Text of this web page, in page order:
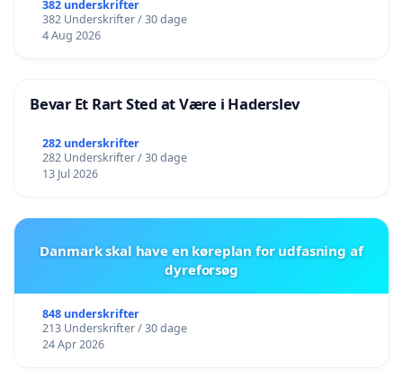
382 underskrifter
382 Underskrifter / 30 dage
4 Aug 2026
Bevar Et Rart Sted at Være i Haderslev
282 underskrifter
282 Underskrifter / 30 dage
13 Jul 2026
Danmark skal have en køreplan for udfasning af
dyreforsøg
848 underskrifter
213 Underskrifter / 30 dage
24 Apr 2026